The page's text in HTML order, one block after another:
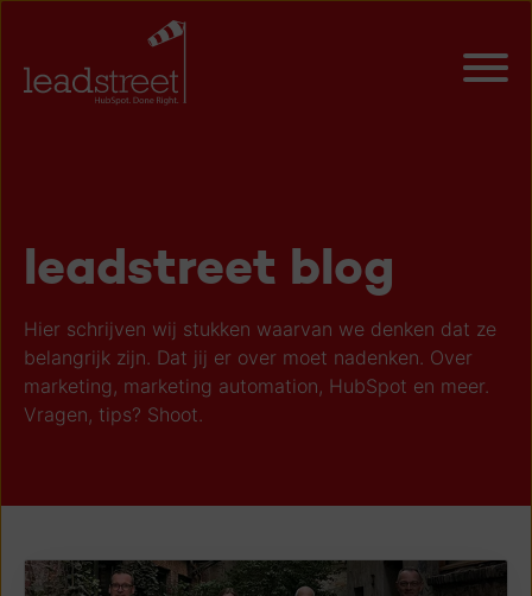
leadstreet blog
Hier schrijven wij stukken waarvan we denken dat ze
belangrijk zijn. Dat jij er over moet nadenken. Over
marketing, marketing automation, HubSpot en meer.
Vragen, tips? Shoot.